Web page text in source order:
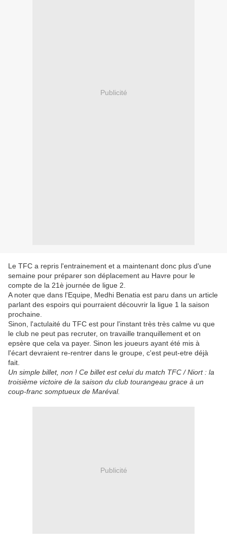
Publicité
Le TFC a repris l'entrainement et a maintenant donc plus d'une
semaine pour préparer son déplacement au Havre pour le
compte de la 21è journée de ligue 2.
A noter que dans l'Equipe, Medhi Benatia est paru dans un article
parlant des espoirs qui pourraient découvrir la ligue 1 la saison
prochaine.
Sinon, l'actulaité du TFC est pour l'instant très très calme vu que
le club ne peut pas recruter, on travaille tranquillement et on
epsère que cela va payer. Sinon les joueurs ayant été mis à
l'écart devraient re-rentrer dans le groupe, c'est peut-etre déjà
fait.
Un simple billet, non ! Ce billet est celui du match TFC / Niort : la
troisième victoire de la saison du club tourangeau grace à un
coup-franc somptueux de Maréval.
Publicité